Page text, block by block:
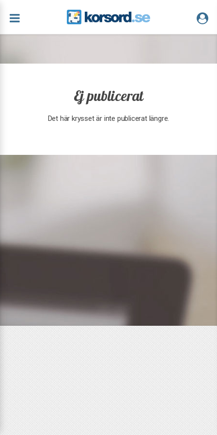
Ej publicerat
Det här krysset är inte publicerat längre.